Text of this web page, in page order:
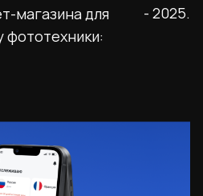
магазина для
фототехники:
- 2025.